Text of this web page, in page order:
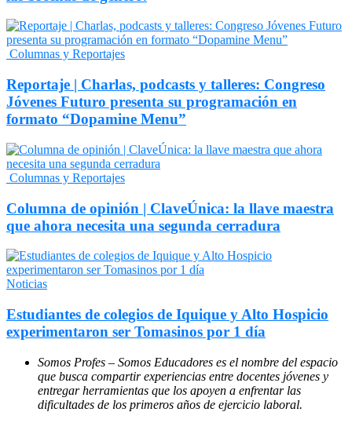
Columnas y Reportajes
Reportaje | Charlas, podcasts y talleres: Congreso
Jóvenes Futuro presenta su programación en
formato “Dopamine Menu”
Columnas y Reportajes
Columna de opinión | ClaveÚnica: la llave maestra
que ahora necesita una segunda cerradura
Noticias
Estudiantes de colegios de Iquique y Alto Hospicio
experimentaron ser Tomasinos por 1 día
Somos Profes – Somos Educadores es el nombre del espacio
que busca compartir experiencias entre docentes jóvenes y
entregar herramientas que los apoyen a enfrentar las
dificultades de los primeros años de ejercicio laboral.